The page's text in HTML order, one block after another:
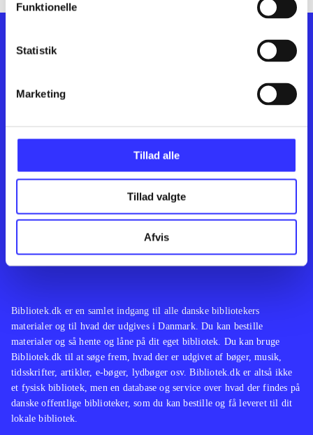
Funktionelle
Statistik
Marketing
Tillad alle
Tillad valgte
Afvis Feedback
Bibliotek.dk er en samlet indgang til alle danske bibliotekers
materialer og til hvad der udgives i Danmark. Du kan bestille
materialer og så hente og låne på dit eget bibliotek. Du kan bruge
Bibliotek.dk til at søge frem, hvad der er udgivet af bøger, musik,
tidsskrifter, artikler, e-bøger, lydbøger osv. Bibliotek.dk er altså ikke
et fysisk bibliotek, men en database og service over hvad der findes på
danske offentlige biblioteker, som du kan bestille og få leveret til dit
lokale bibliotek.
Kontakt os
English
Artikler
Film
Musik
Noder